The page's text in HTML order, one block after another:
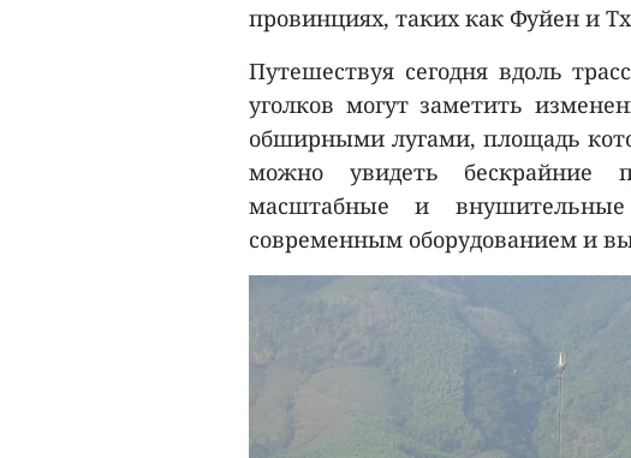
провинциях, таких как Фуйен и
Путешествуя сегодня вдоль
уголков могут заметить
обширными лугами, площадь
можно увидеть бескрайние
масштабные и
современным оборудованием и